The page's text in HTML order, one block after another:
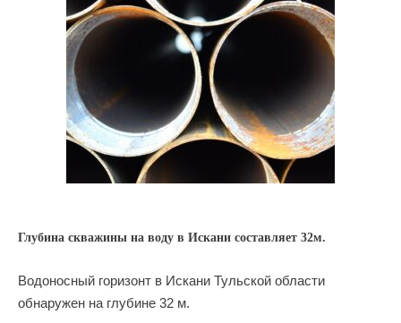
Глубина скважины на воду в Искани составляет 32м.
Водоносный горизонт в Искани Тульской области
обнаружен на глубине 32 м.